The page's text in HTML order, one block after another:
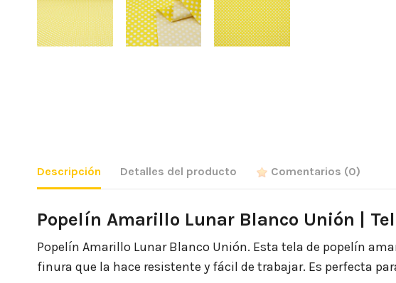
Descripción Detalles del producto Comentarios (0)
Popelín Amarillo Lunar Blanco Unión |
Popelín Amarillo Lunar Blanco Unión. Esta tela de popelín
finura que la hace resistente y fácil de trabajar. Es perfecta